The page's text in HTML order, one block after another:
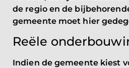
de regio en de
gemeente moet hier
Reële
Indien de gemeente kiest